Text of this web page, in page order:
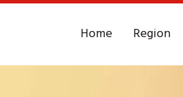
Home Region